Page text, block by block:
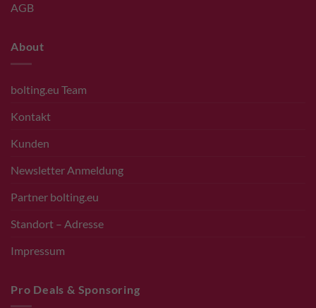
AGB
About
bolting.eu Team
Kontakt
Kunden
Newsletter Anmeldung
Partner bolting.eu
Standort – Adresse
Impressum
Pro Deals & Sponsoring